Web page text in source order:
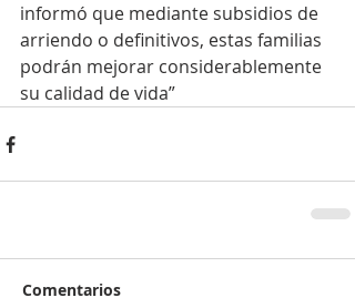
informó que mediante subsidios de
arriendo o definitivos, estas familias
podrán mejorar considerablemente
su calidad de vida”
Comentarios